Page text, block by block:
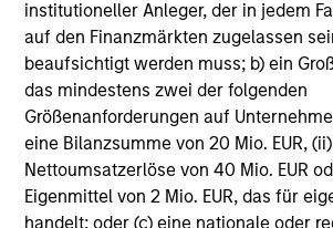
institutioneller Anleger, der in jedem
auf den Finanzmärkten zugelassen
beaufsichtigt werden muss; b) ein
das mindestens zwei der folgenden
Größenanforderungen auf
eine Bilanzsumme von 20 Mio. EUR, (ii)
Nettoumsatzerlöse von 40 Mio. EUR
Eigenmittel von 2 Mio. EUR, das für
handelt; oder (c) eine nationale oder
Variable-Annuity- und Variable-Life-
Renten- und Lebensversicherung),
geschlossene Fonds und separate
seit mindestens drei Jahren existieren.
Fonds und offene Investmentfonds
Vergleichszwecken zu einer Kategorie
Das Rating wird anhand der Morningstar
Return (MRAR) berechnet, eine
Schwankungen der monatlichen
verwalteten Produkts berücksichtigt.